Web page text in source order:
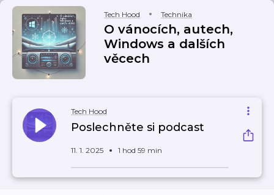
Tech Hood Technika
O vánocích, autech,
Windows a dalších
věcech
Tech Hood
Poslechněte si podcast
11. 1. 2025 1 hod 59 min